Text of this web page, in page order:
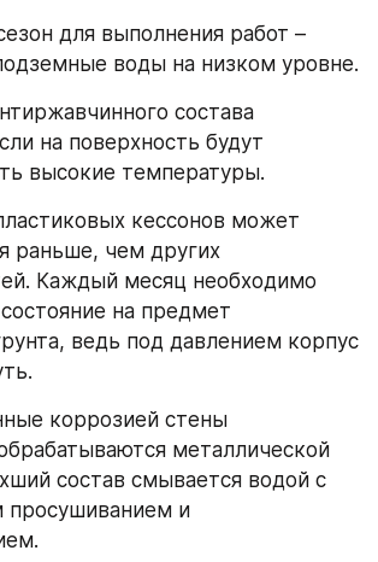
сезон для выполнения работ –
воды на низком уровне.
антиржавчинного состава
на поверхность будут
высокие температуры.
пластиковых кессонов может
раньше, чем других
Каждый месяц необходимо
на предмет
ведь под давлением корпус
коррозией стены
металлической
состав смывается водой с
и